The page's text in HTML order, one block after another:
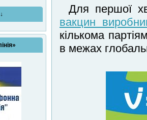
Для першої
вакцин
кількома
в межах